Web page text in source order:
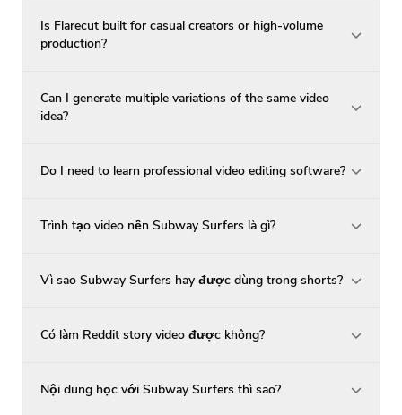
Is Flarecut built for casual creators or high-volume
production?
Can I generate multiple variations of the same video
idea?
Do I need to learn professional video editing software?
Trình tạo video nền Subway Surfers là gì?
Vì sao Subway Surfers hay được dùng trong shorts?
Có làm Reddit story video được không?
Nội dung học với Subway Surfers thì sao?